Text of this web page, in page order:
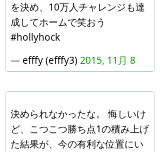
を決め、10万人チャレンジも達
成してホームで笑おう
#hollyhock
— efffy (efffy3) 2015, 11月 8
決められなかったな。 悔しいけ
ど、こつこつ勝ち点1の積み上げ
た結果が、今の有利な位置にい